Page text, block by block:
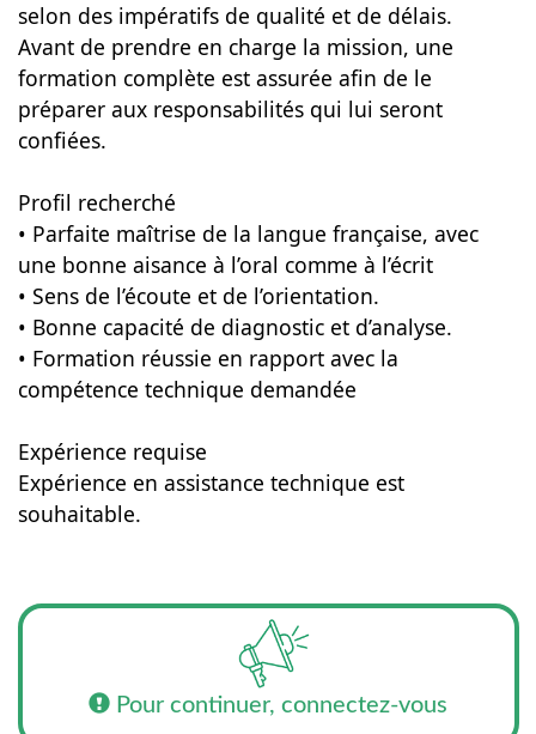
selon des impératifs de qualité et de délais.
Avant de prendre en charge la mission, une
formation complète est assurée afin de le
préparer aux responsabilités qui lui seront
confiées.
Profil recherché
• Parfaite maîtrise de la langue française, avec
une bonne aisance à l’oral comme à l’écrit
• Sens de l’écoute et de l’orientation.
• Bonne capacité de diagnostic et d’analyse.
• Formation réussie en rapport avec la
compétence technique demandée
Expérience requise
Expérience en assistance technique est
souhaitable.
Pour continuer, connectez-vous